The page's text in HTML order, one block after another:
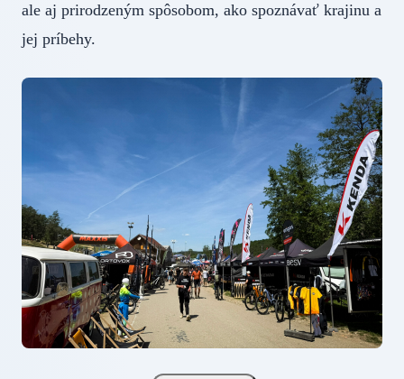
ale aj prirodzeným spôsobom, ako spoznávať krajinu a
jej príbehy.